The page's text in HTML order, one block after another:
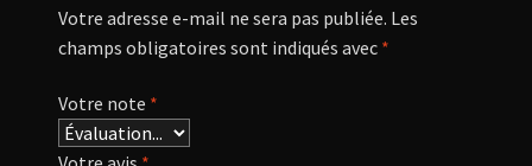
Votre adresse e-mail ne sera pas publiée. Les
champs obligatoires sont indiqués avec *
Votre note *